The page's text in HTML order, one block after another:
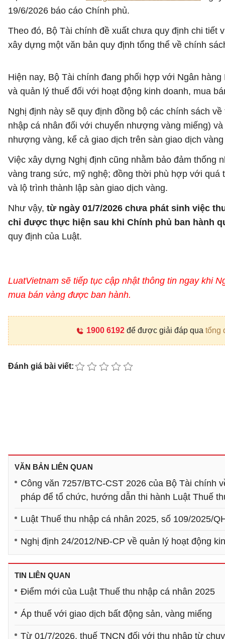
19/6/2026 báo cáo Chính phủ.
Theo đó, Bộ Tài chính đề xuất chưa quy định chi tiết
xây dựng một văn bản quy định tổng thể về chính
Hiện nay, Bộ Tài chính đang phối hợp với Ngân
và quản lý thuế đối với hoạt động kinh doanh, mua
Nghị định này sẽ quy định đồng bộ các chính sách
nhập cá nhân đối với chuyển nhượng vàng miếng)
nhượng vàng, kể cả giao dịch trên sàn giao dịch
Việc xây dựng Nghị định cũng nhằm bảo đảm thống
vàng trang sức, mỹ nghệ; đồng thời phù hợp với
và lộ trình thành lập sàn giao dịch vàng.
Như vậy, từ ngày 01/7/2026 chưa phát sinh việc
chỉ được thực hiện sau khi Chính phủ ban hành
quy định của Luật.
LuatVietnam sẽ tiếp tục cập nhật thông tin ngay khi
mua bán vàng được ban hành.
1900 6192để được giải đáp qua tổng
Đánh giá bài viết:
VĂN BẢN LIÊN QUAN
Công văn 7257/BTC-CST 2026 của Bộ Tài chính
pháp để tổ chức, hướng dẫn thi hành Luật Thuế
Luật Thuế thu nhập cá nhân 2025, số 109/2025/
Nghị định 24/2012/NĐ-CP về quản lý hoạt động
TIN LIÊN QUAN
Điểm mới của Luật Thuế thu nhập cá nhân 2025
Áp thuế với giao dịch bất động sản, vàng miếng
Từ 01/7/2026, thuế TNCN đối với thu nhập từ